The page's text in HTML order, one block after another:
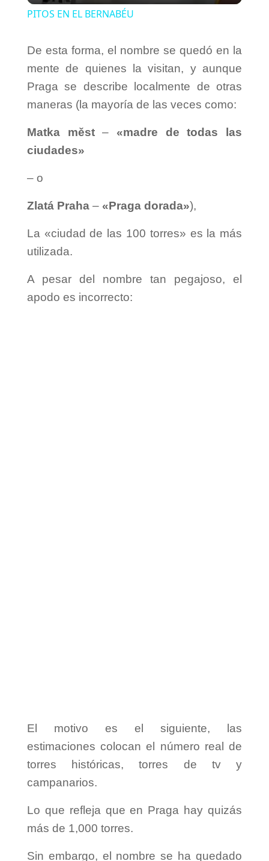
i
d
e
PITOS EN EL BERNABÉU
De esta forma, el nombre se quedó en la
mente de quienes la visitan, y aunque
Praga se describe localmente de otras
maneras (la mayoría de las veces como:
Matka měst– «madre de todas las
ciudades»
– o
Zlatá Praha– «Praga dorada»),
La «ciudad de las 100 torres» es la más
utilizada.
A pesar del nombre tan pegajoso, el
apodo es incorrecto:
El motivo es el siguiente, las
estimaciones colocan el número real de
torres históricas, torres de tv y
campanarios.
Lo que refleja que en Praga hay quizás
más de 1,000 torres.
Sin embargo, el nombre se ha quedado